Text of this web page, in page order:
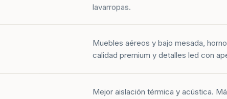
lavarropas.
Muebles aéreos y bajo mesada,
calidad premium y detalles led con
Mejor aislación térmica y acústica.